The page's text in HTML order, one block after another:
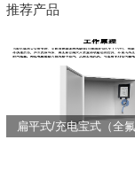
推荐产品
扁平式/充电宝式（全